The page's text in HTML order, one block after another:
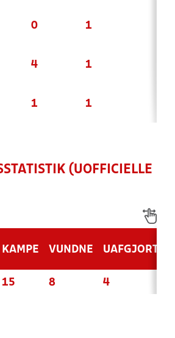
0 1
4 1
1 1
(UOFFICIELLE
KAMPE VUNDNE UAFGJORTE
15 8 4